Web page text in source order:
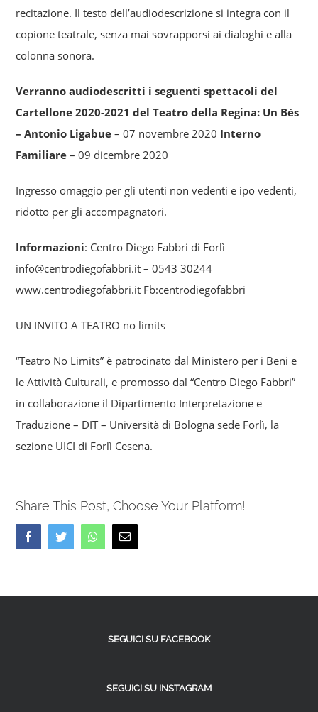
recitazione. Il testo dell’audiodescrizione si integra con il
copione teatrale, senza mai sovrapporsi ai dialoghi e alla
colonna sonora.
Verranno audiodescritti i seguenti spettacoli del
Cartellone 2020-2021 del Teatro della Regina: Un Bès
– Antonio Ligabue– 07 novembre 2020 Interno
Familiare– 09 dicembre 2020
Ingresso omaggio per gli utenti non vedenti e ipo vedenti,
ridotto per gli accompagnatori.
Informazioni: Centro Diego Fabbri di Forlì
info@centrodiegofabbri.it – 0543 30244
www.centrodiegofabbri.it Fb:centrodiegofabbri
UN INVITO A TEATRO no limits
“Teatro No Limits” è patrocinato dal Ministero per i Beni e
le Attività Culturali, e promosso dal “Centro Diego Fabbri”
in collaborazione il Dipartimento Interpretazione e
Traduzione – DIT – Università di Bologna sede Forlì, la
sezione UICI di Forlì Cesena.
Share This Post, Choose Your Platform!
FacebookTwitter WhatsappEmail
SEGUICI SU FACEBOOK
SEGUICI SU INSTAGRAM